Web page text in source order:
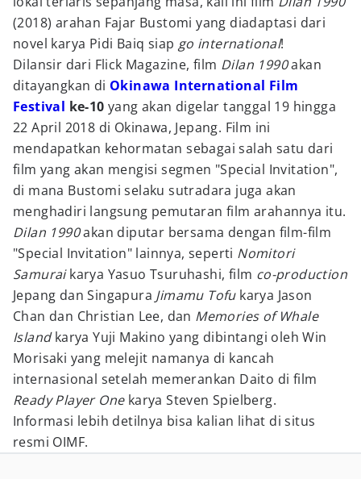
(2018) arahan Fajar Bustomi yang diadaptasi dari
novel karya Pidi Baiq siap go international!
Dilansir dari Flick Magazine, film Dilan 1990akan
ditayangkan di Okinawa International Film
Festival ke-10yang akan digelar tanggal 19 hingga
22 April 2018 di Okinawa, Jepang. Film ini
mendapatkan kehormatan sebagai salah satu dari
film yang akan mengisi segmen "Special Invitation",
di mana Bustomi selaku sutradara juga akan
menghadiri langsung pemutaran film arahannya itu.
Dilan 1990akan diputar bersama dengan film-film
"Special Invitation" lainnya, seperti Nomitori
Samuraikarya Yasuo Tsuruhashi, film co-production
Jepang dan Singapura Jimamu Tofukarya Jason
Chan dan Christian Lee, dan Memories of Whale
Islandkarya Yuji Makino yang dibintangi oleh Win
Morisaki yang melejit namanya di kancah
internasional setelah memerankan Daito di film
Ready Player One karya Steven Spielberg.
Informasi lebih detilnya bisa kalian lihat di situs
resmi OIMF.